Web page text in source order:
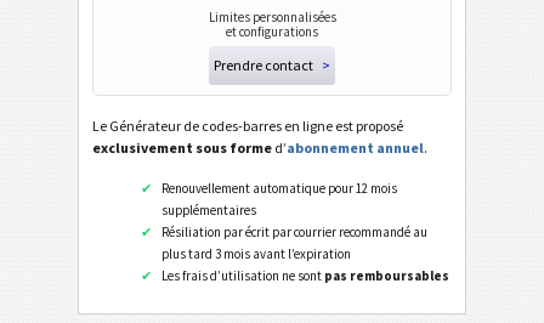
Limites personnalisées
et configurations
Prendre contact >
Le Générateur de codes-barres en ligne est proposé
exclusivement sous forme d’abonnement annuel.
Renouvellement automatique pour 12 mois
supplémentaires
Résiliation par écrit par courrier recommandé au
plus tard 3 mois avant l’expiration
Les frais d’utilisation ne sont pas remboursables